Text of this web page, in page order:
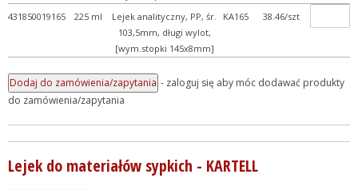
431850019165 225 ml
Lejek analityczny, PP, śr.
103,5mm, długi wylot,
[wym.stopki 145x8mm]
KA165 38.46/szt
- zaloguj się aby móc dodawać produkty
do zamówienia/zapytania
Lejek do materiałów sypkich - KARTELL